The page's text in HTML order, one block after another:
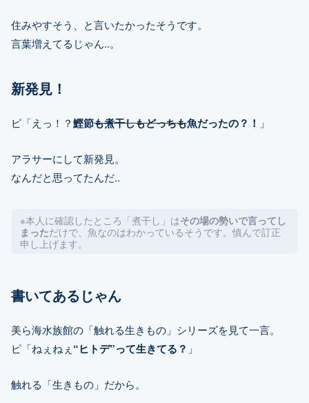
住みやすそう、と言いたかったそうです。
言葉増えてるじゃん..。
新発見！
ピ「えっ！？鰹節も煮干しもどっちも魚だったの？！ 」
アラサーにして新発見。
なんだと思ってたんだ..
※本人に確認したところ「煮干し」はその場の勢いで言ってし
まっただけで、魚なのはわかっているそうです。慎んで訂正
申し上げます。
書いてあるじゃん
美ら海水族館の「触れる生きもの」シリーズを見て一言。
ピ「ねぇねぇ “ヒトデ”って生きてる？ 」
触れる「生きもの」だから。